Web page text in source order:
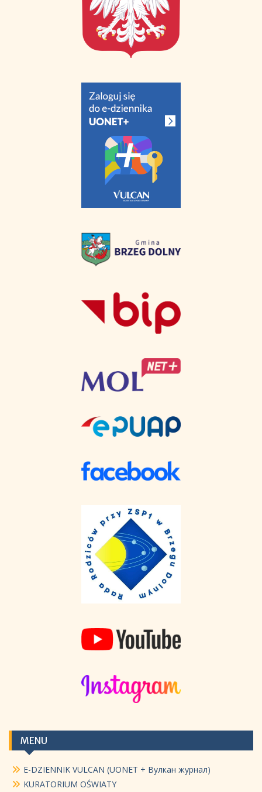
MENU
E-DZIENNIK VULCAN (UONET + Вулкан журнал)
KURATORIUM OŚWIATY